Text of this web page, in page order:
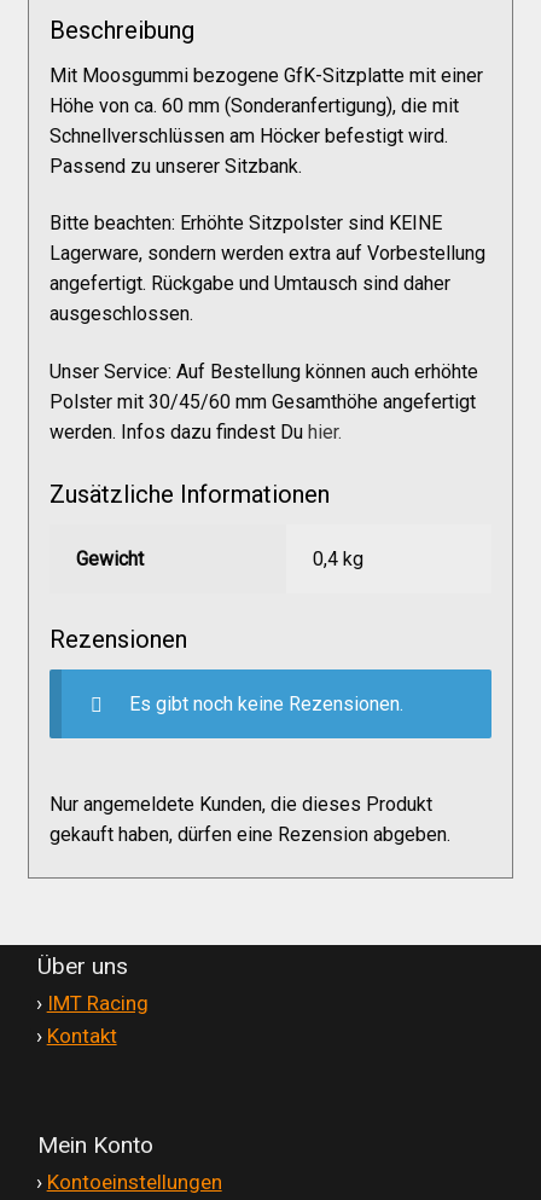
Kasse
Mein Konto
Allgemeine Geschäftsbedingungen
FAQs
Versandkosten
Widerruf
Datenschutzerklärung
Zahlungsarten
Beschreibung
Mit Moosgummi bezogene GfK-Sitzplatte mit einer
Höhe von ca. 60 mm (Sonderanfertigung), die mit
Schnellverschlüssen am Höcker befestigt wird.
Passend zu unserer Sitzbank.
Bitte beachten: Erhöhte Sitzpolster sind KEINE
Lagerware, sondern werden extra auf Vorbestellung
angefertigt. Rückgabe und Umtausch sind daher
ausgeschlossen.
Unser Service: Auf Bestellung können auch erhöhte
Polster mit 30/45/60 mm Gesamthöhe angefertigt
werden. Infos dazu findest Du hier.
Zusätzliche Informationen
Gewicht 0,4 kg
Rezensionen
Es gibt noch keine Rezensionen.
Nur angemeldete Kunden, die dieses Produkt
gekauft haben, dürfen eine Rezension abgeben.
Über uns
› IMT Racing
› Kontakt
Mein Konto
› Kontoeinstellungen